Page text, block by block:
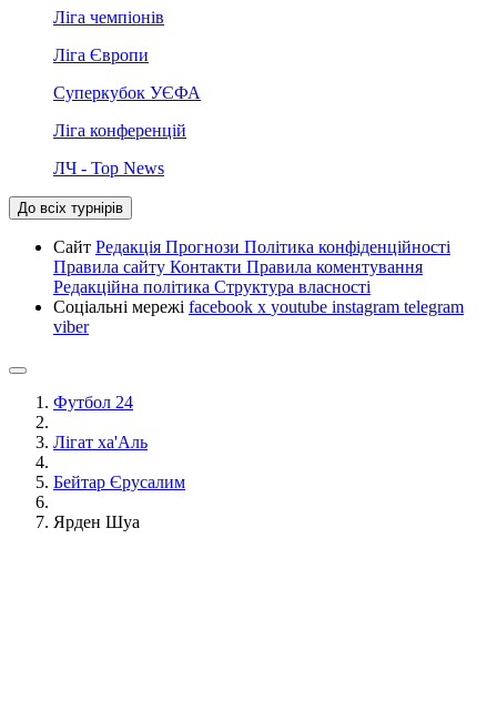
Ліга чемпіонів
Ліга Європи
Суперкубок УЄФА
Ліга конференцій
ЛЧ - Top News
До всіх турнірів
Сайт Редакція Прогнози Політика конфіденційності
Правила сайту Контакти Правила коментування
Редакційна політика Структура власності
Соціальні мережі facebook x youtube instagram telegram
viber
Футбол 24
Лігат ха'Аль
Бейтар Єрусалим
Ярден Шуа